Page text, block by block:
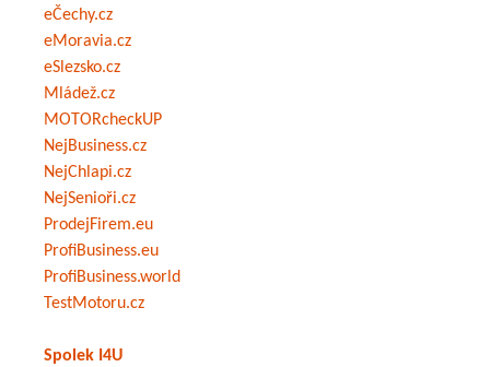
eČechy.cz
eMoravia.cz
eSlezsko.cz
Mládež.cz
MOTORcheckUP
NejBusiness.cz
NejChlapi.cz
NejSenioři.cz
ProdejFirem.eu
ProfiBusiness.eu
ProfiBusiness.world
TestMotoru.cz
Spolek I4U